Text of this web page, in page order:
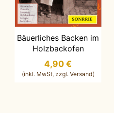
IN DEN WARENKORB LEGEN
Bäuerliches Backen im
Holzbackofen
4,90 €